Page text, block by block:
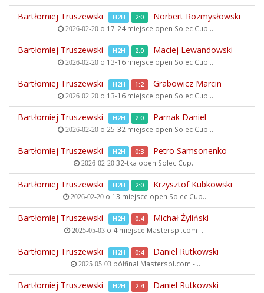
Bartłomiej Truszewski H2H 2:0 Norbert Rozmysłowski
2026-02-20o 17-24 miejsce open Solec Cup...
Bartłomiej Truszewski H2H 2:0 Maciej Lewandowski
2026-02-20o 13-16 miejsce open Solec Cup...
Bartłomiej Truszewski H2H 1:2 Grabowicz Marcin
2026-02-20o 13-16 miejsce open Solec Cup...
Bartłomiej Truszewski H2H 2:0 Parnak Daniel
2026-02-20o 25-32 miejsce open Solec Cup...
Bartłomiej Truszewski H2H 0:3 Petro Samsonenko
2026-02-20 32-tka open Solec Cup...
Bartłomiej Truszewski H2H 2:0 Krzysztof Kubkowski
2026-02-20o 13 miejsce open Solec Cup...
Bartłomiej Truszewski H2H 0:4 Michał Żyliński
2025-05-03o 4 miejsce Masterspl.com -...
Bartłomiej Truszewski H2H 0:4 Daniel Rutkowski
2025-05-03półfinał Masterspl.com -...
Bartłomiej Truszewski H2H 2:4 Daniel Rutkowski